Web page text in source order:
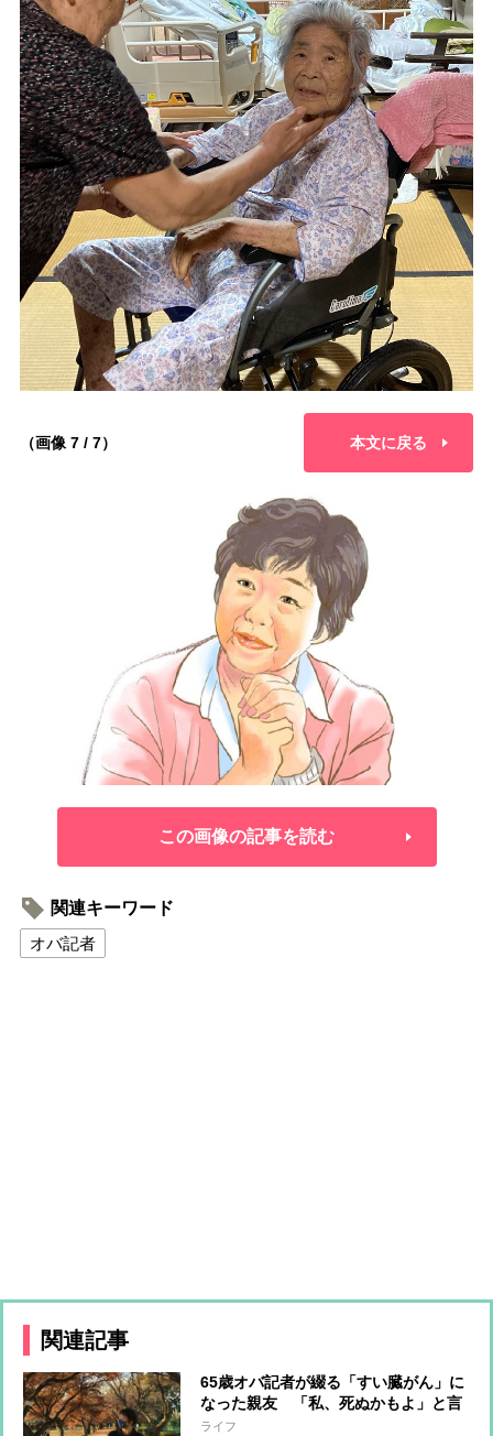
（画像 7 / 7） 本文に戻る
この画像の記事を読む
関連キーワード
オバ記者
関連記事
65歳オバ記者が綴る「すい臓がん」に
なった親友 「私、死ぬかもよ」と言
った2か月後に永遠に別れるまで
ライフ